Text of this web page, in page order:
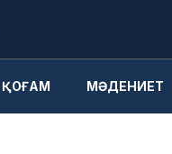
ҚОҒАМ МӘДЕНИЕТ